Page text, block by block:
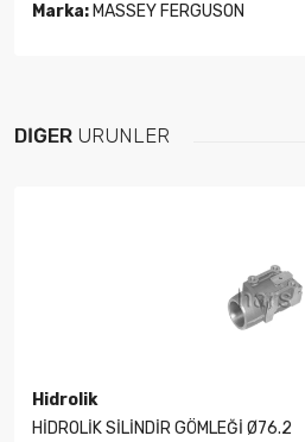
Marka: MASSEY FERGUSON
DIĞER ÜRÜNLER
Hidrolik
HİDROLİK SİLİNDİR GÖMLEĞİ Ø76.2